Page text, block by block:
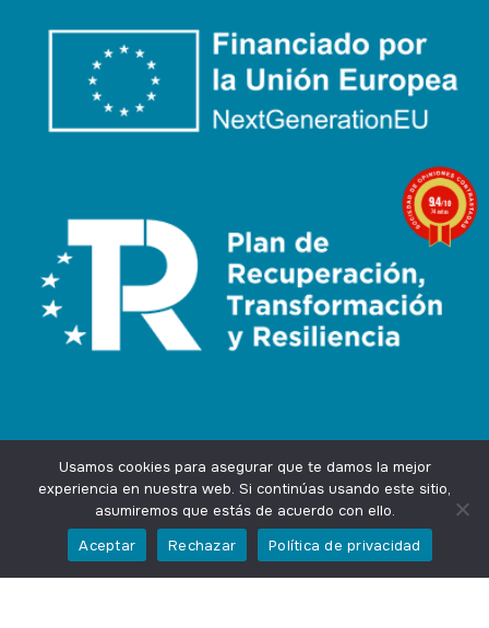
Design byAgencia Marketing OnlineIngenium.Marketing
Privacidad
Usamos cookies para asegurar que te damos la mejor
experiencia en nuestra web. Si continúas usando este sitio,
asumiremos que estás de acuerdo con ello.
Aceptar
Rechazar Política de privacidad
9.4/10
74 notas